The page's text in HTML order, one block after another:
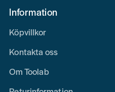
Information
Köpvillkor
Kontakta oss
Om Toolab